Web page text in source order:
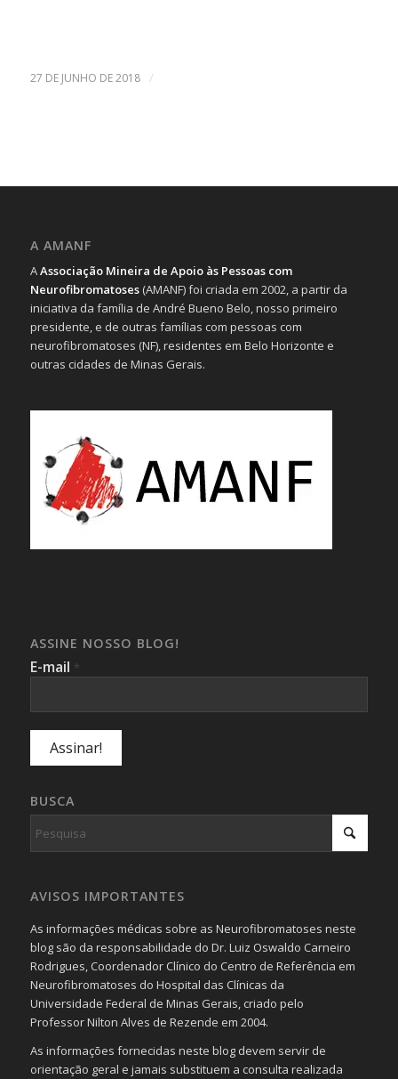
27 DE JUNHO DE 2018 /
A AMANF
AAssociação Mineira de Apoio às Pessoas com
Neurofibromatoses(AMANF) foi criada em 2002, a partir da
iniciativa da família de André Bueno Belo, nosso primeiro
presidente, e de outras famílias com pessoas com
neurofibromatoses (NF), residentes em Belo Horizonte e
outras cidades de Minas Gerais.
ASSINE NOSSO BLOG!
E-mail *
BUSCA
AVISOS IMPORTANTES
As informações médicas sobre as Neurofibromatoses neste
blog são da responsabilidade do Dr. Luiz Oswaldo Carneiro
Rodrigues, Coordenador Clínico do Centro de Referência em
Neurofibromatoses do Hospital das Clínicas da
Universidade Federal de Minas Gerais, criado pelo
Professor Nilton Alves de Rezende em 2004.
As informações fornecidas neste blog devem servir de
orientação geral e jamais substituem a consulta realizada